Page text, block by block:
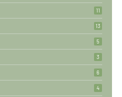
11
13
5
3
6
4